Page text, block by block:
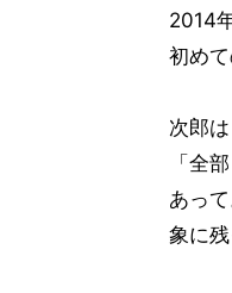
2014
初め
次郎
「全
あっ
象に残